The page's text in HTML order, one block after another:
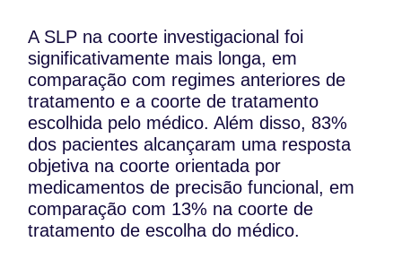
A SLP na coorte investigacional foi
significativamente mais longa, em
comparação com regimes anteriores de
tratamento e a coorte de tratamento
escolhida pelo médico. Além disso, 83%
dos pacientes alcançaram uma resposta
objetiva na coorte orientada por
medicamentos de precisão funcional, em
comparação com 13% na coorte de
tratamento de escolha do médico.